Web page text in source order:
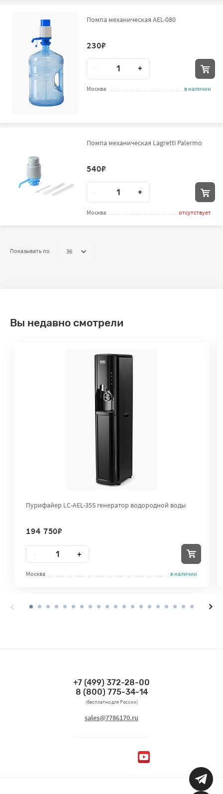
Помпа механическая AEL-080
230₽
Количество
+
Москва в наличии
Помпа механическая Lagretti Palermo
540₽
+
Москва отсутствует
Показывать по 36
Вы недавно смотрели
Пурифайер LC-AEL-35S генератор водородной воды
194 750₽
Количество +
Москва в наличии
Связаться по телефонам
+7 (499) 372-28-00
8 (800) 775-34-14
(бесплатно для России)
Связаться по email
sales@7786170.ru
Мы в социальных сетях